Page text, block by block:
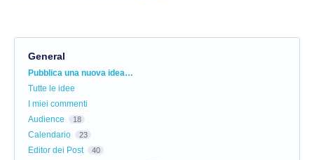
General
Categorie
Pubblica una nuova idea…
Tutte le idee
I miei commenti
Audience
18
Calendario 23
Editor dei Post 40